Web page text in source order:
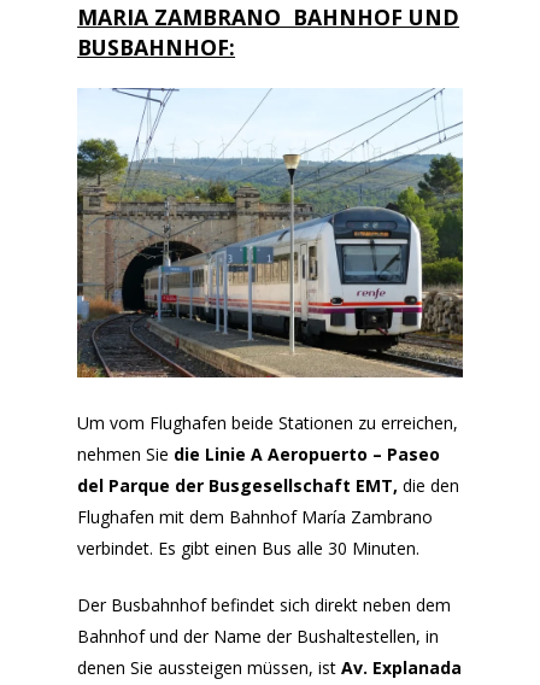
MARIA ZAMBRANO BAHNHOF UND
BUSBAHNHOF:
Um vom Flughafen beide Stationen zu erreichen,
nehmen Sie die Linie A Aeropuerto – Paseo
del Parque der Busgesellschaft EMT, die den
Flughafen mit dem Bahnhof María Zambrano
verbindet. Es gibt einen Bus alle 30 Minuten.
Der Busbahnhof befindet sich direkt neben dem
Bahnhof und der Name der Bushaltestellen, in
denen Sie aussteigen müssen, istAv. Explanada